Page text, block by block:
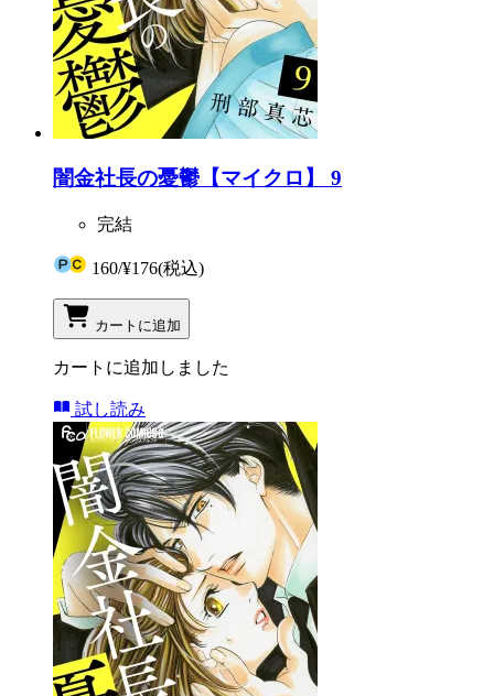
闇金社長の憂鬱【マイクロ】 9
完結
160/¥176(税込)
カートに追加
カートに追加しました
試し読み